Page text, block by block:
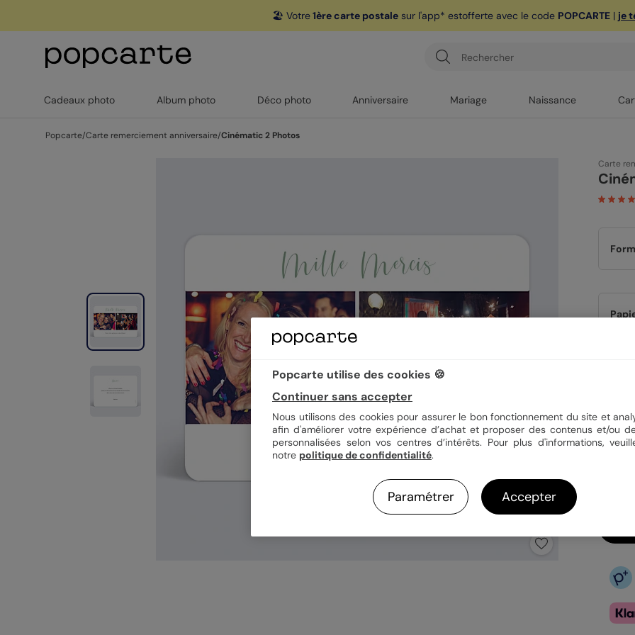
🏖️ Votre1ère carte postalesur l'app* estofferte avec le code POPCARTE| je
Cadeaux photo Album photo Déco photo Anniversaire Mariage Naissance
Popcarte/Carte remerciement anniversaire/Cinématic 2 Photos
Carte
Popcarte utilise des cookies 🍪
Continuer sans accepter
Nous utilisons des cookies pour assurer le bon fonctionnement du site et
afin d'améliorer votre expérience d’achat et proposer des contenus et/ou
personnalisées selon vos centres d’intérêts. Pour plus d'informations,
notre politique de confidentialité.
Paramétrer Accepter